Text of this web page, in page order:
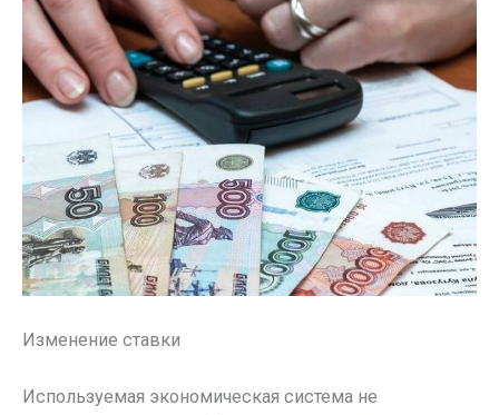
Изменение ставки
Используемая экономическая система не